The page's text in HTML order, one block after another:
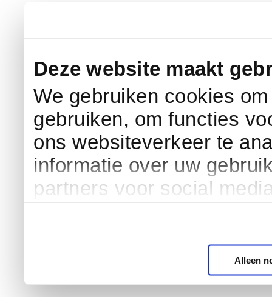
Deze website maakt
We gebruiken cookies
gebruiken, om functies
ons websiteverkeer te
informatie over uw
partners voor social
Alleen